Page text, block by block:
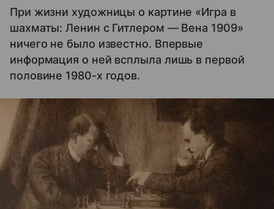
При жизни художницы о картине «Игра в
шахматы: Ленин с Гитлером — Вена 1909»
ничего не было известно. Впервые
информация о ней всплыла лишь в первой
половине 1980-х годов.